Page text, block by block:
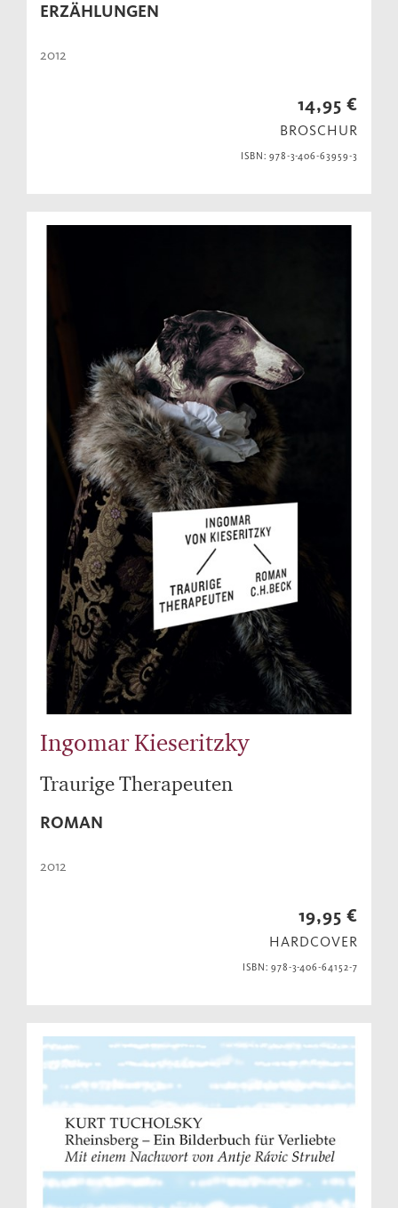
ERZÄHLUNGEN
2012
14,95 €
BROSCHUR
ISBN: 978-3-406-63959-3
Ingomar Kieseritzky
Traurige Therapeuten
ROMAN
2012
19,95 €
HARDCOVER
ISBN: 978-3-406-64152-7